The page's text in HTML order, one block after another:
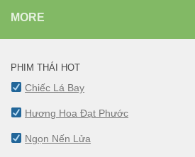
MORE
PHIM THÁI HOT
Chiếc Lá Bay
Hương Hoa Đạt Phước
Ngọn Nến Lửa